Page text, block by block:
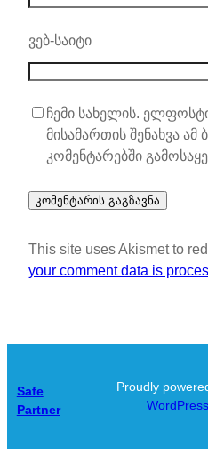
ვებ-საიტი
ჩემი სახელის.
მისამართის შენახვა
კომენტარებში
This site uses Akismet to
your comment data is
Safe
Partner
Proudly